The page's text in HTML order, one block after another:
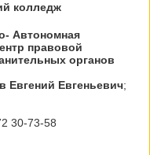
колледж
Автономная
правовой
органов
Евгеньевич;
30‑73-58